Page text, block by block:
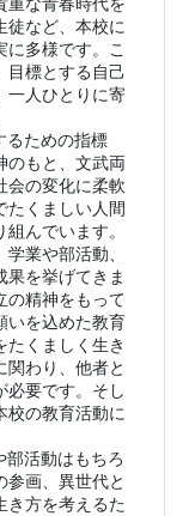
重な青春時代を
徒など、本校に
に多様です。こ
目標とする自己
一人ひとりに寄
るための指標
のもと、文武両
会の変化に柔軟
たくましい人間
んでいます。
業や部活動、
果を挙げてきま
の精神をもって
いを込めた教育
たくましく生き
関わり、他者と
必要です。そし
校の教育活動に
部活動はもちろ
参画、異世代と
き方を考えるた